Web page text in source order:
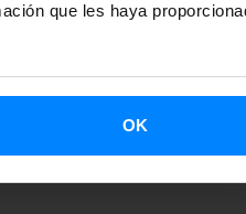
que les haya
OK